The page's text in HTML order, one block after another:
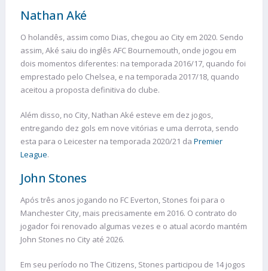
Nathan Aké
O holandês, assim como Dias, chegou ao City em 2020. Sendo
assim, Aké saiu do inglês AFC Bournemouth, onde jogou em
dois momentos diferentes: na temporada 2016/17, quando foi
emprestado pelo Chelsea, e na temporada 2017/18, quando
aceitou a proposta definitiva do clube.
Além disso, no City, Nathan Aké esteve em dez jogos,
entregando dez gols em nove vitórias e uma derrota, sendo
esta para o Leicester na temporada 2020/21 da Premier
League.
John Stones
Após três anos jogando no FC Everton, Stones foi para o
Manchester City, mais precisamente em 2016. O contrato do
jogador foi renovado algumas vezes e o atual acordo mantém
John Stones no City até 2026.
Em seu período no The Citizens, Stones participou de 14 jogos